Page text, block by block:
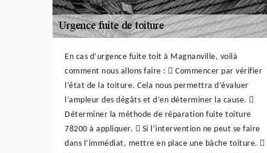
En cas d’urgence fuite toit à Magnanville, voilà
comment nous allons faire :  Commencer par vérifier
l’état de la toiture. Cela nous permettra d’évaluer
l’ampleur des dégâts et d’en déterminer la cause. 
Déterminer la méthode de réparation fuite toiture
78200 à appliquer.  Si l’intervention ne peut se faire
dans l’immédiat, mettre en place une bâche toiture. 